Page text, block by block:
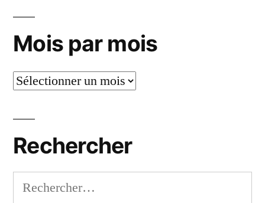
Mois par mois
Mois
Rechercher
Rechercher :